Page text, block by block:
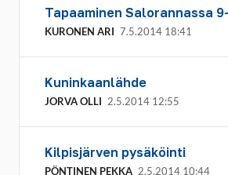
Tapaaminen Salorannassa
KURONEN ARI 7.5.2014 18:41
Kuninkaanlähde
JORVA OLLI 2.5.2014 12:55
Kilpisjärven pysäköinti
PÖNTINEN PEKKA 2.5.2014 10:44